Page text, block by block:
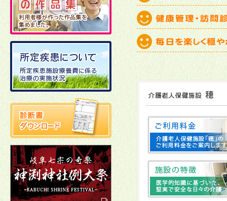
2025年11月21日
2025年11月11日
2025年10月27日
2025年10月22日
2025年10月03日
2025年10月02日